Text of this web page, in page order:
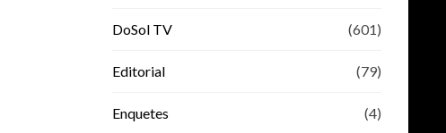
DoSol TV (601)
Editorial (79)
Enquetes (4)